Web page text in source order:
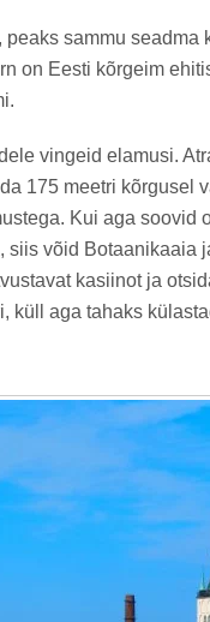
sammu
on Eesti kõrgeim
vingeid elamusi.
175 meetri kõrgusel
Kui aga soovid
siis võid Botaanikaaia
kasiinot ja
küll aga tahaks